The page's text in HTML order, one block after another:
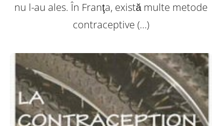
nu l-au ales. În Franţa, există multe metode
contraceptive (…)